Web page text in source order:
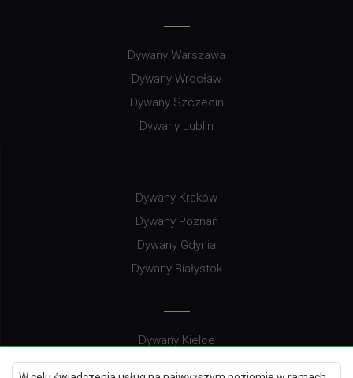
Dywany Warszawa
Dywany Wrocław
Dywany Szczecin
Dywany Lublin
Dywany Kraków
Dywany Poznań
Dywany Gdynia
Dywany Białystok
Dywany Kielce
Dywany Gdańsk